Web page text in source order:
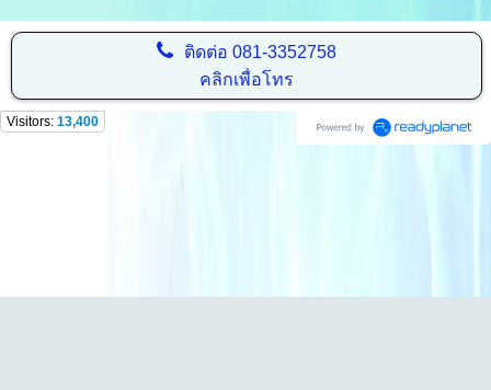
ติดต่อ 081-3352758
คลิกเพื่อโทร
Visitors: 13,400